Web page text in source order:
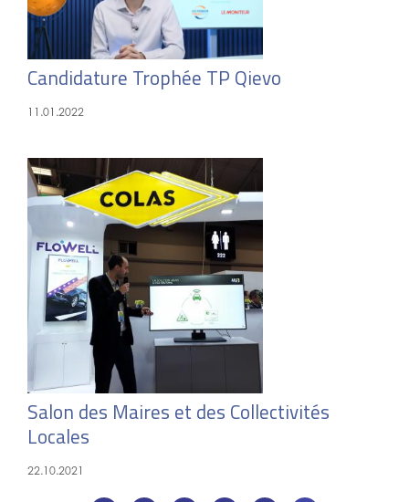
Candidature Trophée TP Qievo
11.01.2022
Salon des Maires et des Collectivités
Locales
22.10.2021